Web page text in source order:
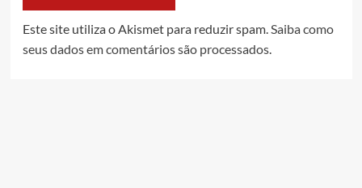
Este site utiliza o Akismet para reduzir spam.Saiba como
seus dados em comentários são processados.